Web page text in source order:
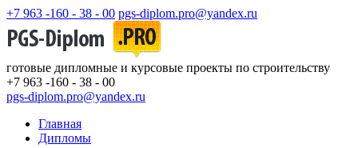
+7 963 -160 - 38 - 00 pgs-diplom.pro@yandex.ru
готовые дипломные и курсовые проекты по строительству
+7 963 -160 - 38 - 00
pgs-diplom.pro@yandex.ru
Главная
Дипломы